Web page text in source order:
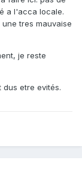
a l'acca locale.
tres mauvaise
je reste
dus etre evités.